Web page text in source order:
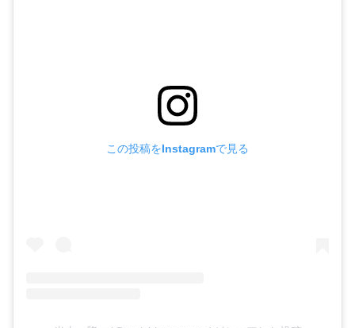
この投稿をInstagramで見る